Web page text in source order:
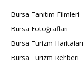
Bursa Tanıtım Filmleri
Bursa Fotoğrafları
Bursa Turizm Haritaları
Bursa Turizm Rehberi